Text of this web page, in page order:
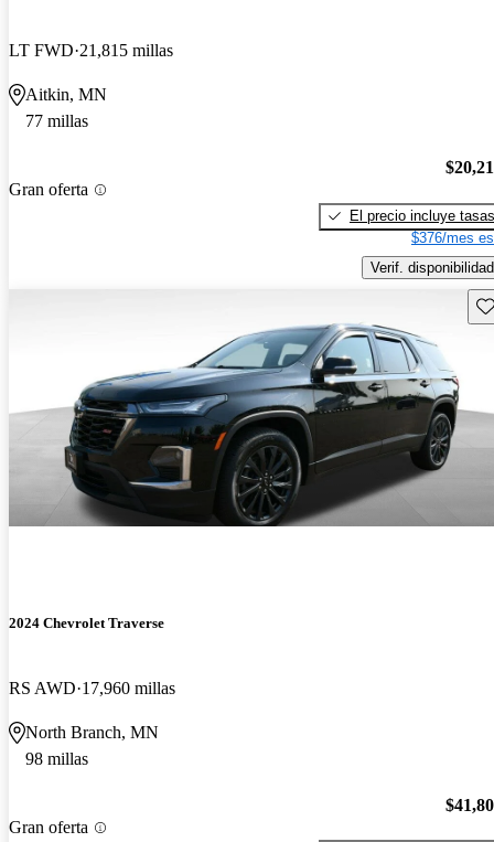
LT FWD 21,815 millas
Aitkin, MN
77 millas
Gran oferta
El precio incluye tasas
$376/mes
Verif. disponibilidad
2024 Chevrolet Traverse
RS AWD 17,960 millas
North Branch, MN
98 millas
Gran oferta